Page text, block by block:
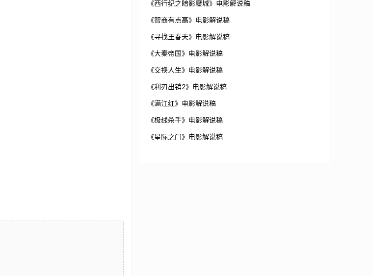
《西行纪之暗影魔城》电影解说稿
《智商有点高》电影解说稿
《寻找王春天》电影解说稿
《大秦帝国》电影解说稿
《交换人生》电影解说稿
《利刃出销2》电影解说稿
《满江红》电影解说稿
《极线杀手》电影解说稿
《星际之门》电影解说稿